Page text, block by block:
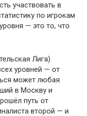
участвовать в
по игрокам
— это то, что
Лига)
уровней — от
может любая
в Москву и
путь от
второй — и